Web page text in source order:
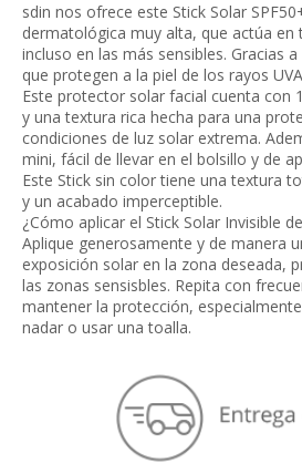
sdin nos ofrece este Stick Solar
dermatológica muy alta, que actúa en
incluso en las más sensibles. Gracias
que protegen a la piel de los rayos
Este protector solar facial cuenta con
y una textura rica hecha para una
condiciones de luz solar extrema.
mini, fácil de llevar en el bolsillo y de
Este Stick sin color tiene una textura
y un acabado imperceptible.
¿Cómo aplicar el Stick Solar Invisible
Aplique generosamente y de manera
exposición solar en la zona deseada,
las zonas sensisbles. Repita con
mantener la protección,
nadar o usar una toalla.